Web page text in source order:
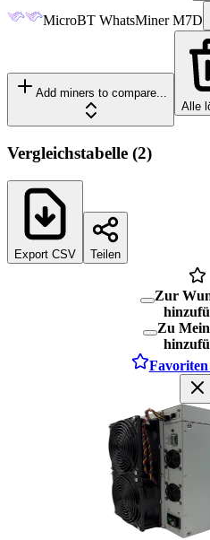
MicroBT WhatsMiner M7D
Add miners to compare...
Alle
Vergleichstabelle (2)
Export CSV Teilen
Zur
Zu
Favoriten